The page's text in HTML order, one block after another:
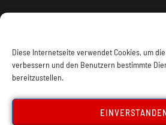
Diese Internetseite verwendet Cookies, um
verbessern und den Benutzern bestimmte
bereitzustellen.
Impressum, Offenlegung